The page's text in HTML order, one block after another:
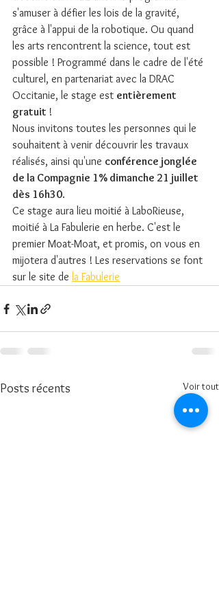
s'amuser à défier les lois de la gravité,
grâce à l'appui de la robotique. Ou quand
les arts rencontrent la science, tout est
possible ! Programmé dans le cadre de l'été
culturel, en partenariat avec la DRAC
Occitanie, le stage est entièrement
gratuit !
Nous invitons toutes les personnes qui le
souhaitent à venir découvrir les travaux
réalisés, ainsi qu'une conférence jonglée
de la Compagnie 1% dimanche 21 juillet
dès 16h30.
Ce stage aura lieu moitié à LaboRieuse,
moitié à La Fabulerie en herbe. C'est le
premier Moat-Moat, et promis, on vous en
mijotera d'autres ! Les reservations se font
sur le site de la Fabulerie
Posts récents Voir tout